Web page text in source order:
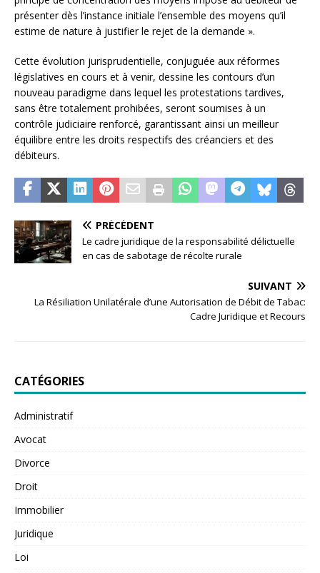
présenter dès l’instance initiale l’ensemble des moyens qu’il
estime de nature à justifier le rejet de la demande ».
Cette évolution jurisprudentielle, conjuguée aux réformes
législatives en cours et à venir, dessine les contours d’un
nouveau paradigme dans lequel les protestations tardives,
sans être totalement prohibées, seront soumises à un
contrôle judiciaire renforcé, garantissant ainsi un meilleur
équilibre entre les droits respectifs des créanciers et des
débiteurs.
PRÉCÉDENT
Le cadre juridique de la responsabilité délictuelle
en cas de sabotage de récolte rurale
SUIVANT
La Résiliation Unilatérale d’une Autorisation de Débit de Tabac:
Cadre Juridique et Recours
CATÉGORIES
Administratif
Avocat
Divorce
Droit
Immobilier
Juridique
Loi